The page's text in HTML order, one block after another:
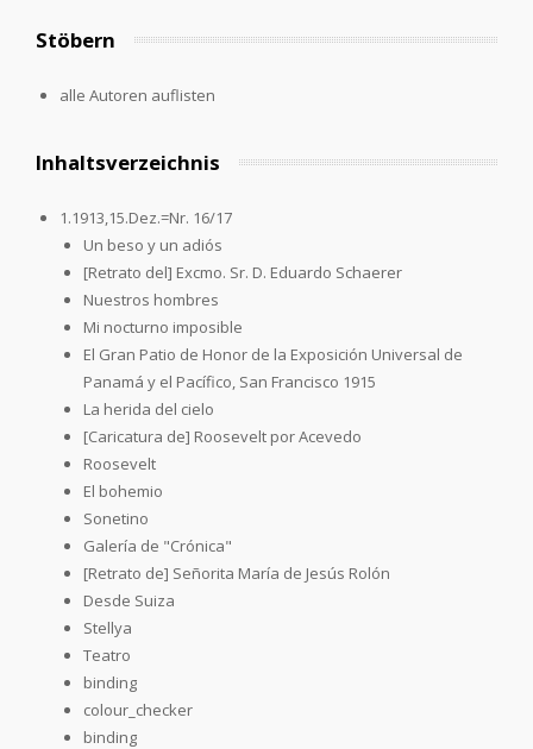
Stöbern
alle Autoren auflisten
Inhaltsverzeichnis
1.1913,15.Dez.=Nr. 16/17
Un beso y un adiós
[Retrato del] Excmo. Sr. D. Eduardo Schaerer
Nuestros hombres
Mi nocturno imposible
El Gran Patio de Honor de la Exposición Universal de
Panamá y el Pacífico, San Francisco 1915
La herida del cielo
[Caricatura de] Roosevelt por Acevedo
Roosevelt
El bohemio
Sonetino
Galería de "Crónica"
[Retrato de] Señorita María de Jesús Rolón
Desde Suiza
Stellya
Teatro
binding
colour_checker
binding